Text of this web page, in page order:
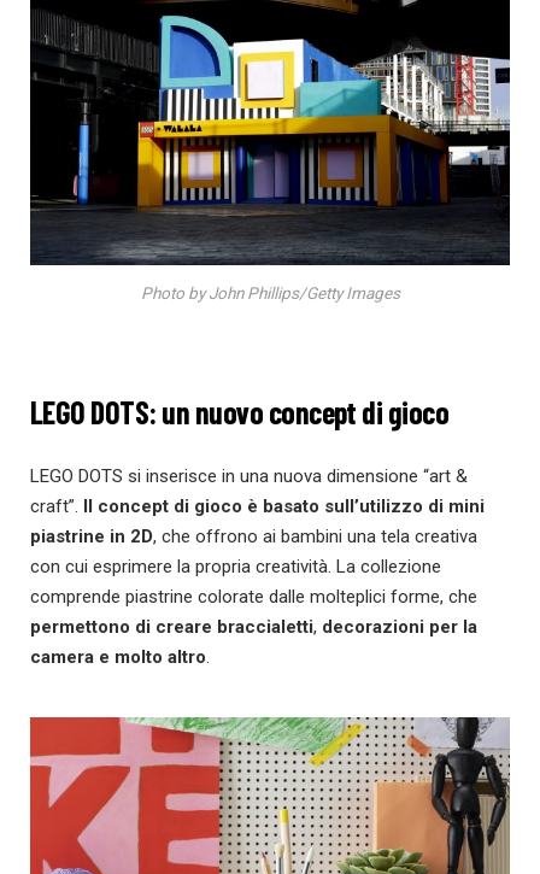
Photo by John Phillips/Getty Images
LEGO DOTS: un nuovo concept di gioco
LEGO DOTS si inserisce in una nuova dimensione “art &
craft”.
Il concept di gioco è basato sull’utilizzo di mini
piastrine in 2D, che offrono ai bambini una tela creativa
con cui esprimere la propria creatività. La collezione
comprende piastrine colorate dalle molteplici forme, che
permettono di creare braccialetti, decorazioni per la
camera e molto altro.